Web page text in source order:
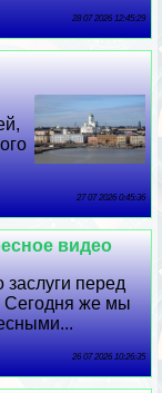
28 07 2026 12:45:29
27 07 2026 0:45:36
видео
заслуги перед
Сегодня же мы
26 07 2026 10:26:35